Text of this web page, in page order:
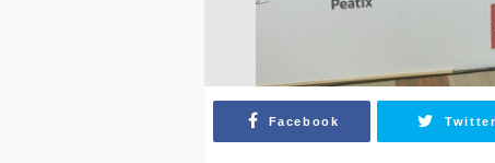
Facebook Twitter